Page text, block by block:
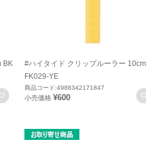
BK
お気に入りに登録
#ハイタイド クリップルーラー
FK029-YE
商品コード:4988342171847
小売価格 ¥600